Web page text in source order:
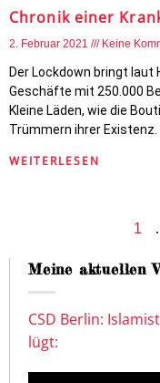
Chronik einer
2. Februar 2021 Keine
Der Lockdown bringt laut
Geschäfte mit 250.000
Kleine Läden, wie die
Trümmern ihrer Existenz.
WEITERLESEN
1
Meine aktuellen
CSD Berlin:
lügt: